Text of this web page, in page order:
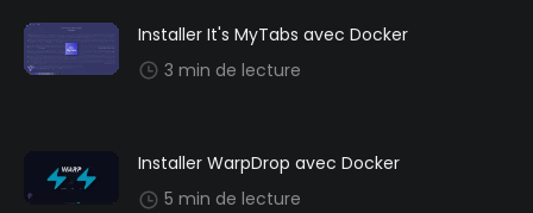
Installer It's MyTabs avec Docker
3 min de lecture
Installer WarpDrop avec Docker
5 min de lecture